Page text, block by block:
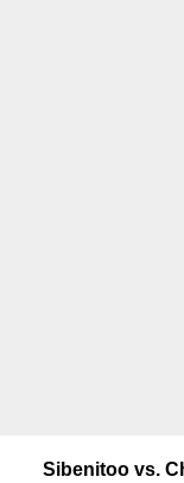
Sibenitoo vs.